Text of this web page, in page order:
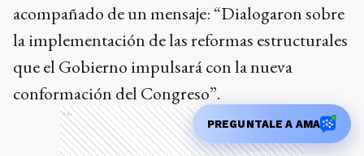
acompañado de un mensaje: “Dialogaron sobre
la implementación de las reformas estructurales
que el Gobierno impulsará con la nueva
conformación del Congreso”.
Ads
PREGUNTALE A AMA